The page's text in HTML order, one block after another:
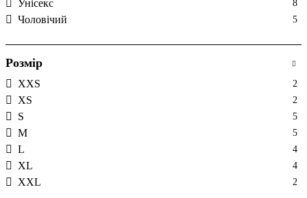
Унісекс 8
Чоловічий 5
Розмір
XXS 2
XS 2
S 5
M 5
L 4
XL 4
XXL 2